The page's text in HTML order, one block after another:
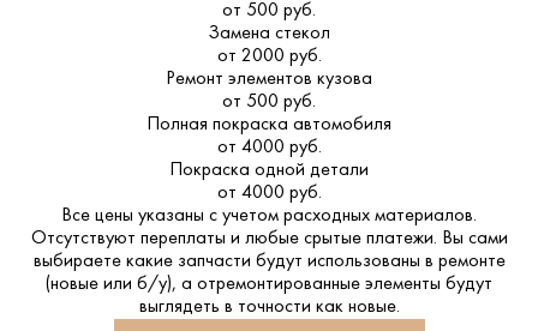
от 500 руб.
Замена стекол
от 2000 руб.
Ремонт элементов кузова
от 500 руб.
Полная покраска автомобиля
от 4000 руб.
Покраска одной детали
от 4000 руб.
Все цены указаны с учетом расходных материалов.
Отсутствуют переплаты и любые срытые платежи. Вы сами
выбираете какие запчасти будут использованы в ремонте
(новые или б/у), а отремонтированные элементы будут
выглядеть в точности как новые.